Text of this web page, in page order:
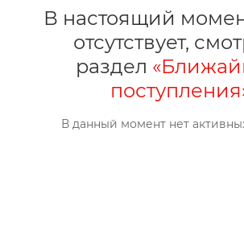
В настоящий
отсутствует,
раздел
В данный момент нет